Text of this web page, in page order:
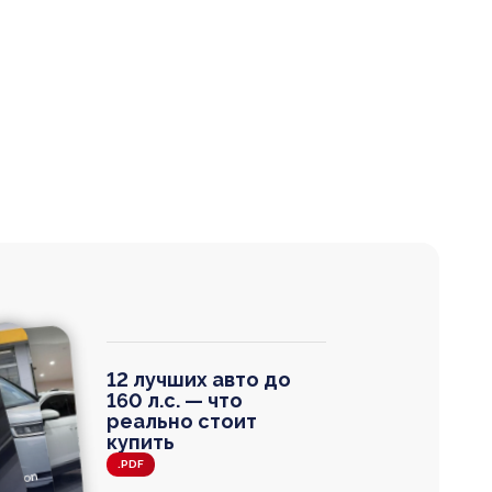
12 лучших авто до
160 л.с. — что
реально стоит
купить
.PDF